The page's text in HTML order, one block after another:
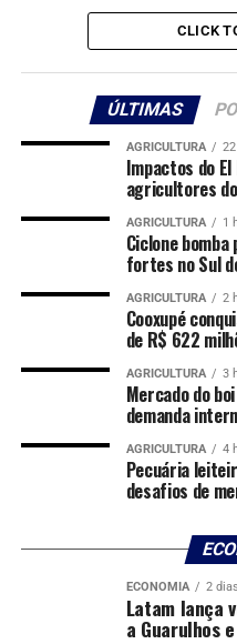
desenvolvidos em
eles o Programa de
Estagiários, a
Especiais, o Espaço
Centro Judiciário de
dos Juizados Especiais do
dos Juizados Especiais
A programação contará
do Torcedor e Grandes
Patrícia Ceni, e a
Humanidade: o Futuro
conduzida pelo juiz
debatidas as demandas
Especiais, em painel
Paro e Wagner Plaza.
Durante o encontro
Sistema de Acidente de
à desjudicialização de
marcará o lançamento
destinado a
CLICK
ÚLTIMAS
AGRICULTURA
Impactos do
agricultores
AGRICULTURA 1
Ciclone
fortes no Sul
AGRICULTURA 2
Cooxupé
de R$ 622
AGRICULTURA 3
Mercado do
demanda
AGRICULTURA 4
Pecuária
desafios de
ECONOMIA 2
Latam lança
a Guarulhos